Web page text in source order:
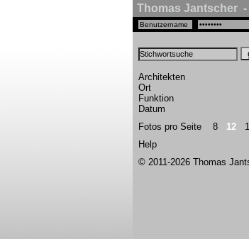
Thomas Jantscher
Architekten
Ort
Funktion
Datum
Fotos pro Seite 8 12
Help
© 2011-2026 Thomas